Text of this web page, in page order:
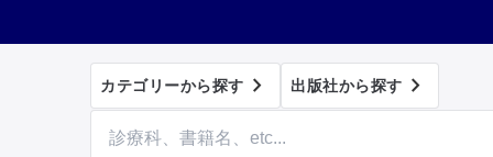
カテゴリーから探す  出版社から探す 